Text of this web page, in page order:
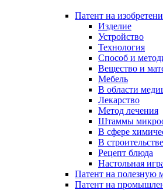
Патент на
Изделие
Устройство
Технология
Способ и
Вещество и
Мебель
В области
Лекарство
Метод лечения
Штаммы
В сфере
В строительстве
Рецепт блюда
Настольная
Патент на полезную
Патент на